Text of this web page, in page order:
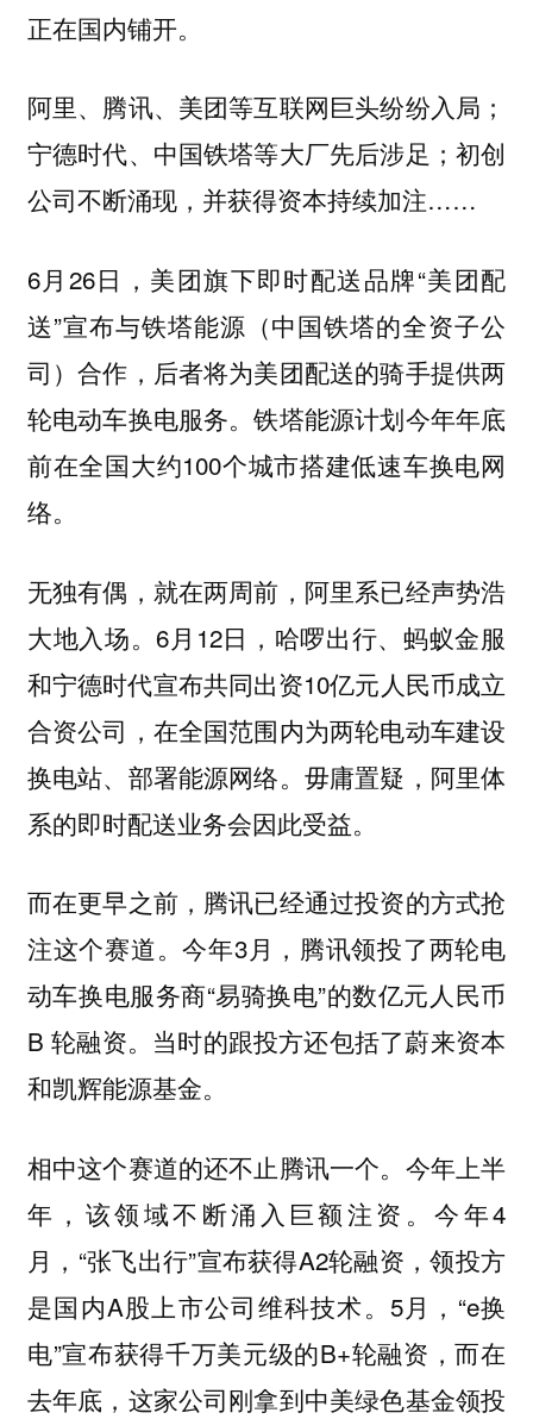
正在国内铺开。
阿里、腾讯、美团等互联网巨头纷纷入局；
宁德时代、中国铁塔等大厂先后涉足；初创
公司不断涌现，并获得资本持续加注……
6月26日，美团旗下即时配送品牌“美团配
送”宣布与铁塔能源（中国铁塔的全资子公
司）合作，后者将为美团配送的骑手提供两
轮电动车换电服务。铁塔能源计划今年年底
前在全国大约100个城市搭建低速车换电网
络。
无独有偶，就在两周前，阿里系已经声势浩
大地入场。6月12日，哈啰出行、蚂蚁金服
和宁德时代宣布共同出资10亿元人民币成立
合资公司，在全国范围内为两轮电动车建设
换电站、部署能源网络。毋庸置疑，阿里体
系的即时配送业务会因此受益。
而在更早之前，腾讯已经通过投资的方式抢
注这个赛道。今年3月，腾讯领投了两轮电
动车换电服务商“易骑换电”的数亿元人民币
B 轮融资。当时的跟投方还包括了蔚来资本
和凯辉能源基金。
相中这个赛道的还不止腾讯一个。 今年上半
年，该领域不断涌入巨额注资。今年4
月，“张飞出行”宣布获得A2轮融资，领投方
是国内A股上市公司维科技术。5月，“e换
电”宣布获得千万美元级的B+轮融资，而在
去年底，这家公司刚拿到中美绿色基金领投